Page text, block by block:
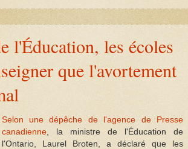
les écoles
que l'avortement
Selon une dépêche de l'agence de Presse
canadienne, la ministre de l'Éducation de
l'Ontario, Laurel Broten, a déclaré que les